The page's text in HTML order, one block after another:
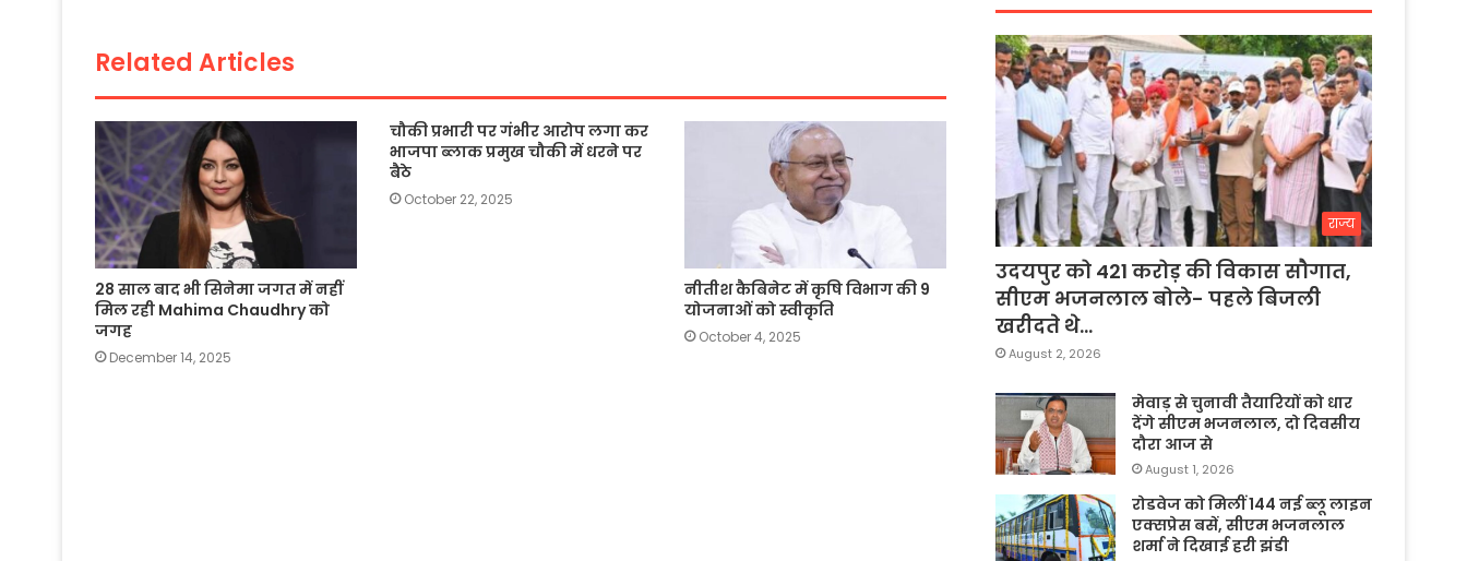
o
k
p
Related Articles
28 साल बाद भी सिनेमा जगत में नहीं
मिल रही Mahima Chaudhry को
जगह
December 14, 2025
चौकी प्रभारी पर गंभीर आरोप लगा कर
भाजपा ब्लाक प्रमुख चौकी में धरने पर
बैठे
October 22, 2025
नीतीश कैबिनेट में कृषि विभाग की 9
योजनाओं को स्वीकृति
October 4, 2025
राज्य
उदयपुर को 421 करोड़ की विकास सौगात,
सीएम भजनलाल बोले- पहले बिजली
खरीदते थे…
August 2, 2026
मेवाड़ से चुनावी तैयारियों को धार
देंगे सीएम भजनलाल, दो दिवसीय
दौरा आज से
August 1, 2026
रोडवेज को मिलीं 144 नई ब्लू लाइन
एक्सप्रेस बसें, सीएम भजनलाल
शर्मा ने दिखाई हरी झंडी